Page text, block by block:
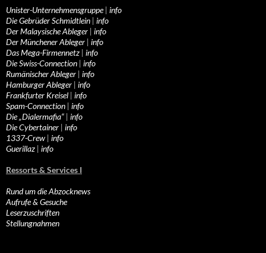
Unister-Unternehmensgruppe| info
Die Gebrüder Schmidtlein | info
Der Malaysische Ableger | info
Der Münchener Ableger | info
Das Mega-Firmennetz | info
Die Swiss-Connection | info
Rumänischer Ableger | info
Hamburger Ableger | info
Frankfurter Kreisel | info
Spam-Connection | info
Die „Dialermafia“ | info
Die Cybertainer | info
1337-Crew | info
Guerillaz | info
Ressorts & Services I
Rund um die Abzocknews
Aufrufe & Gesuche
Leserzuschriften
Stellungnahmen